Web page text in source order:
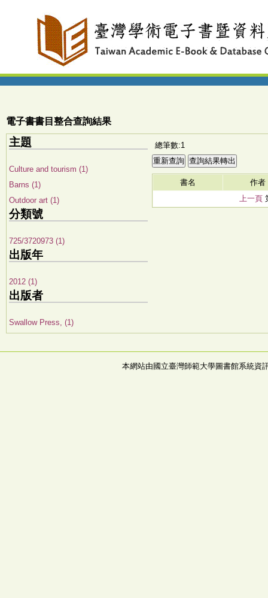
電子書書目整合查詢結果
主題
Culture and tourism (1)
Barns (1)
Outdoor art (1)
分類號
725/3720973 (1)
出版年
2012 (1)
出版者
Swallow Press, (1)
總筆數:1
書名
作者
上一頁
本網站由國立臺灣師範大學圖書館系統資